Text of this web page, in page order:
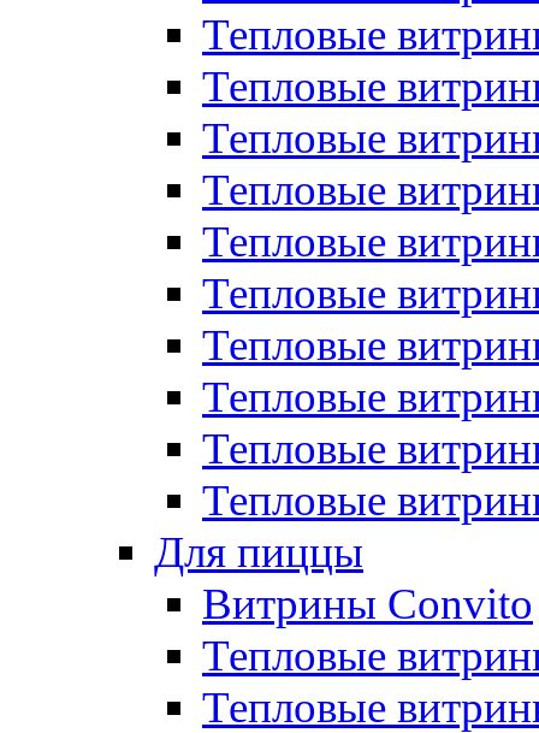
Тепловые
Тепловые
Тепловые
Тепловые
Тепловые
Тепловые
Тепловые
Тепловые
Тепловые
Тепловые
Для пиццы
Витрины Convito
Тепловые
Тепловые